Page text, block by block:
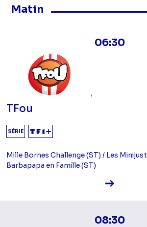
Matin
Masquer les
06:30
TFou
SÉRIE
Mille Bornes Challenge (ST) / Les
Barbapapa en Famille (ST)
Voir la
08:30